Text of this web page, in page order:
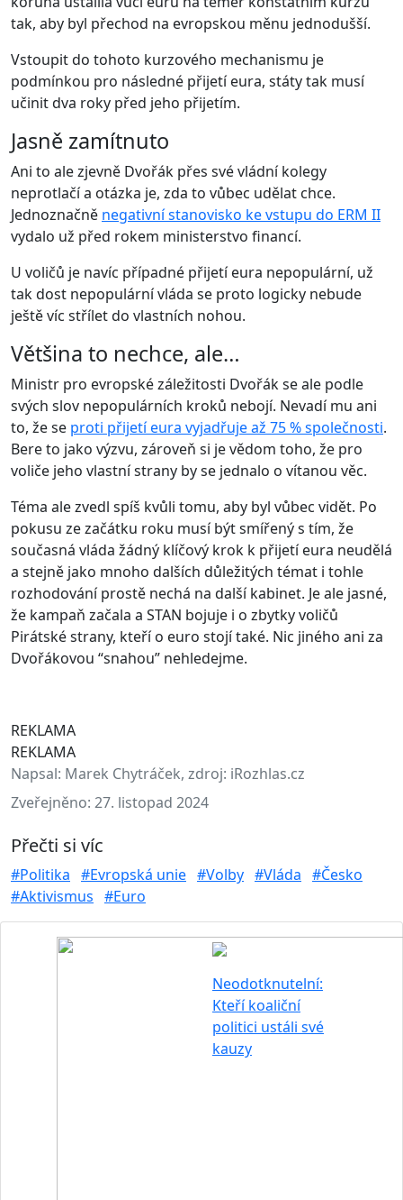
tak, aby byl přechod na evropskou měnu jednodušší.
Vstoupit do tohoto kurzového mechanismu je
podmínkou pro následné přijetí eura, státy tak musí
učinit dva roky před jeho přijetím.
Jasně zamítnuto
Ani to ale zjevně Dvořák přes své vládní kolegy
neprotlačí a otázka je, zda to vůbec udělat chce.
Jednoznačně negativní stanovisko ke vstupu do ERM II
vydalo už před rokem ministerstvo financí.
U voličů je navíc případné přijetí eura nepopulární, už
tak dost nepopulární vláda se proto logicky nebude
ještě víc střílet do vlastních nohou.
Většina to nechce, ale…
Ministr pro evropské záležitosti Dvořák se ale podle
svých slov nepopulárních kroků nebojí. Nevadí mu ani
to, že se proti přijetí eura vyjadřuje až 75 % společnosti.
Bere to jako výzvu, zároveň si je vědom toho, že pro
voliče jeho vlastní strany by se jednalo o vítanou věc.
Téma ale zvedl spíš kvůli tomu, aby byl vůbec vidět. Po
pokusu ze začátku roku musí být smířený s tím, že
současná vláda žádný klíčový krok k přijetí eura neudělá
a stejně jako mnoho dalších důležitých témat i tohle
rozhodování prostě nechá na další kabinet. Je ale jasné,
že kampaň začala a STAN bojuje i o zbytky voličů
Pirátské strany, kteří o euro stojí také. Nic jiného ani za
Dvořákovou “snahou” nehledejme.
REKLAMA
REKLAMA
Napsal: Marek Chytráček, zdroj: iRozhlas.cz
Zveřejněno: 27. listopad 2024
Přečti si víc
#Politika #Evropská unie #Volby #Vláda #Česko
#Aktivismus #Euro
Neodotknutelní:
Kteří koaliční
politici ustáli své
kauzy